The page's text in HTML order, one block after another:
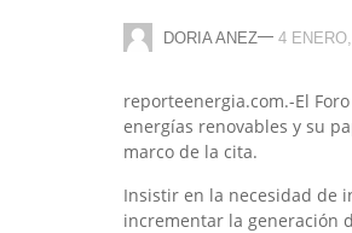
DORIA ANEZ— 4
reporteenergia.com.-El
energías renovables y su
marco de la cita.
Insistir en la necesidad de
incrementar la generación